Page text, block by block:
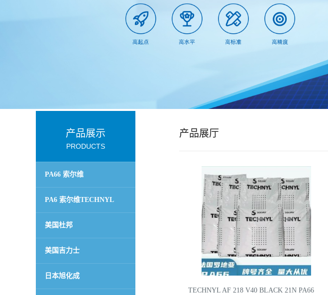
产品展示
PRODUCTS
PA66 索尔维
TECHNYL
PA6 索尔维TECHNYL
美国杜邦
美国吉力士
日本旭化成
产品展厅
TECHNYL AF 218 V40 BLACK 21N PA66